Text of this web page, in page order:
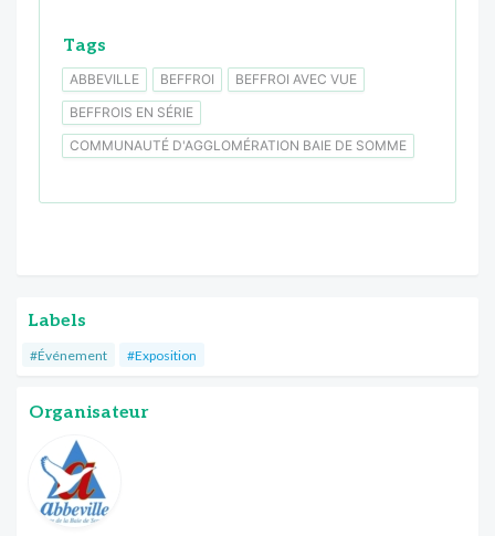
Tags
ABBEVILLE BEFFROI
BEFFROI AVEC VUE
BEFFROIS EN SÉRIE
COMMUNAUTÉ D'AGGLOMÉRATION BAIE DE SOMME
Labels
#Événement #Exposition
Organisateur